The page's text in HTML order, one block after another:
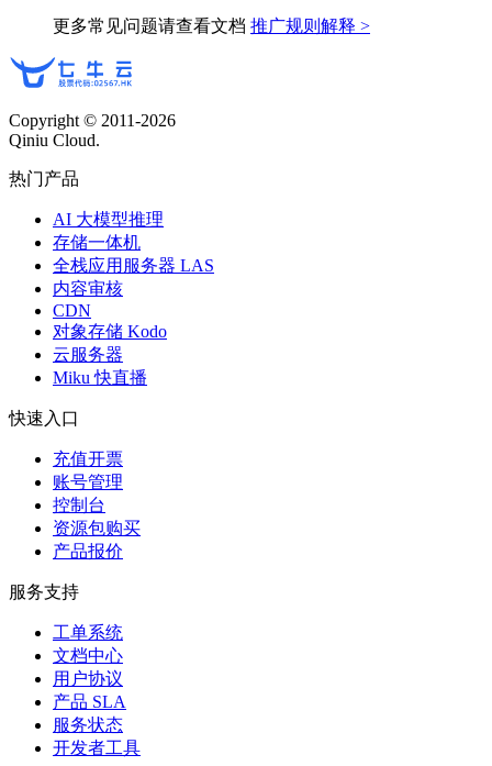
更多常见问题请查看文档 推广规则解释 >
Copyright © 2011-2026
Qiniu Cloud.
热门产品
AI 大模型推理
存储一体机
全栈应用服务器 LAS
内容审核
CDN
对象存储 Kodo
云服务器
Miku 快直播
快速入口
充值开票
账号管理
控制台
资源包购买
产品报价
服务支持
工单系统
文档中心
用户协议
产品 SLA
服务状态
开发者工具